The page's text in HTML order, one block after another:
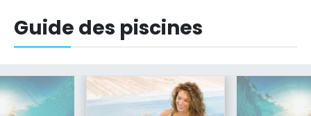
Guide des piscines